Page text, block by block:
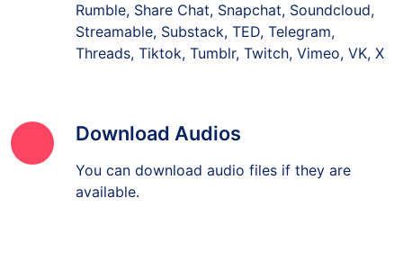
Rumble, Share Chat, Snapchat, Soundcloud,
Streamable, Substack, TED, Telegram,
Threads, Tiktok, Tumblr, Twitch, Vimeo, VK, X
Download Audios
You can download audio files if they are
available.